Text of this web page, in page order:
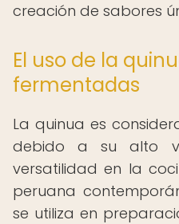
creación de sabores
El uso de la
fermentadas
La quinua es
debido a su alto
versatilidad en la
peruana
se utiliza en